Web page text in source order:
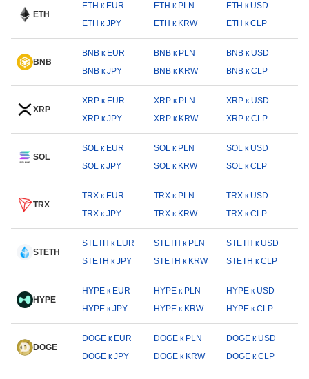
ETH
ETH к EUR ETH к PLN
ETH к USD
ETH к JPY
ETH к KRW ETH к CLP
BNB
BNB к EUR BNB к PLN
BNB к USD
BNB к JPY
BNB к KRW BNB к CLP
XRP
XRP к EUR XRP к PLN
XRP к USD
XRP к JPY
XRP к KRW XRP к CLP
SOL
SOL к EUR SOL к PLN
SOL к USD
SOL к JPY
SOL к KRW SOL к CLP
TRX
TRX к EUR TRX к PLN
TRX к USD
TRX к JPY
TRX к KRW TRX к CLP
STETH
STETH к EUR STETH к PLN
STETH к USD
STETH к JPY
STETH к KRW STETH к CLP
HYPE
HYPE к EUR HYPE к PLN
HYPE к USD
HYPE к JPY
HYPE к KRW HYPE к CLP
DOGE
DOGE к EUR DOGE к PLN
DOGE к USD
DOGE к JPY
DOGE к KRW DOGE к CLP